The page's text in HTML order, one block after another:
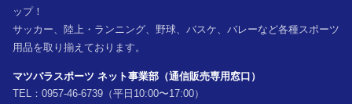
ップ！
サッカー、陸上・ランニング、野球、バスケ、バレーなど各種スポーツ
用品を取り揃えております。
マツバラスポーツ ネット事業部（通信販売専用窓口）
TEL：0957-46-6739（平日10:00〜17:00）